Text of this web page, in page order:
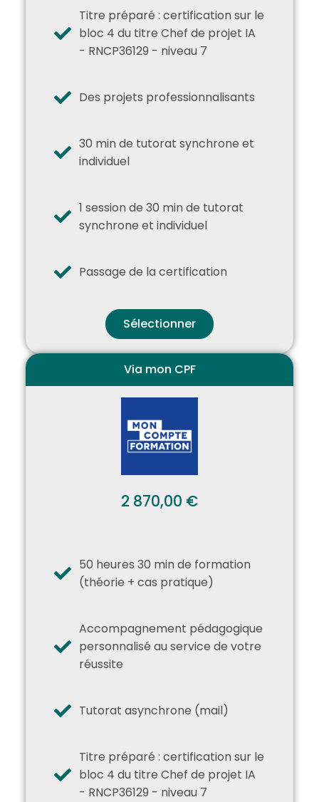
Titre préparé : certification sur le
bloc 4 du titre Chef de projet IA
- RNCP36129 - niveau 7
Des projets professionnalisants
30 min de tutorat synchrone et
individuel
1 session de 30 min de tutorat
synchrone et individuel
Passage de la certification
Sélectionner
Via mon CPF
2 870,00 €
50 heures 30 min de formation
(théorie + cas pratique)
Accompagnement pédagogique
personnalisé au service de votre
réussite
Tutorat asynchrone (mail)
Titre préparé : certification sur le
bloc 4 du titre Chef de projet IA
- RNCP36129 - niveau 7